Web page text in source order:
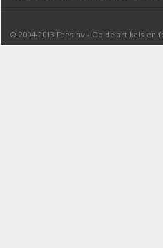
© 2004-2013 Faes nv - Op de artikels en